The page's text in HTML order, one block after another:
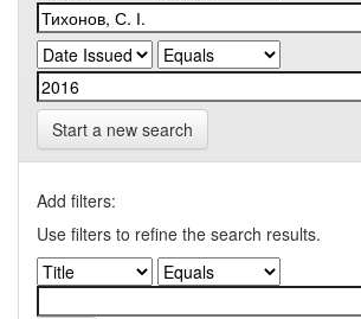
Start a new search
Add filters:
Use filters to refine the search results.